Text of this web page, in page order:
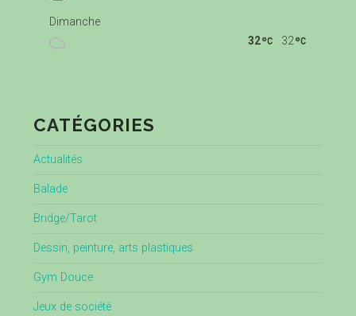
Dimanche
32
32
CATÉGORIES
Actualités
Balade
Bridge/Tarot
Dessin, peinture, arts plastiques
Gym Douce
Jeux de société